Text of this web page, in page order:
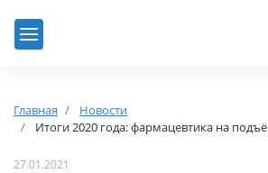
Главная
Новости
Итоги 2020 года: фармацевтика на
27.01.2021